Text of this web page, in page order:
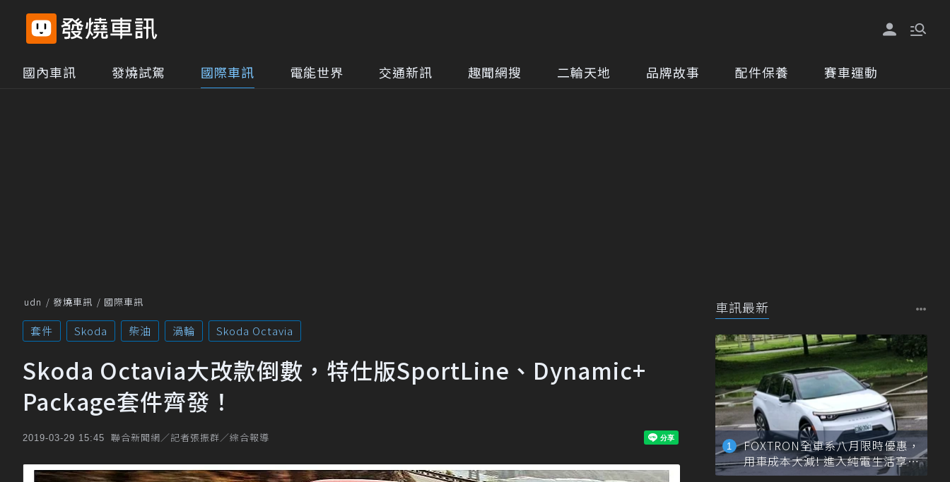
國內車訊 發燒試駕 國際車訊 電能世界 交通新訊 趣聞網搜 二輪天地 品牌故事 配件保養 賽車運動
udn 發燒車訊 國際車訊
套件 Skoda 柴油 渦輪 Skoda Octavia
Skoda Octavia大改款倒數，特仕版SportLine、Dynamic+
Package套件齊發！
2019-03-29 15:45 聯合新聞網／記者張振群／綜合報導
車訊最新
FOXTRON全車系八月限時優惠，
用車成本大減! 進入純電生活享
「零稅金＋零保養」新時代